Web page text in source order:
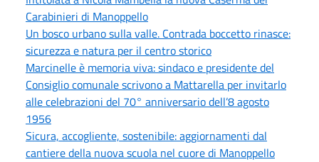
Carabinieri di Manoppello
Un bosco urbano sulla valle. Contrada boccetto rinasce:
sicurezza e natura per il centro storico
Marcinelle è memoria viva: sindaco e presidente del
Consiglio comunale scrivono a Mattarella per invitarlo
alle celebrazioni del 70° anniversario dell’8 agosto
1956
Sicura, accogliente, sostenibile: aggiornamenti dal
cantiere della nuova scuola nel cuore di Manoppello